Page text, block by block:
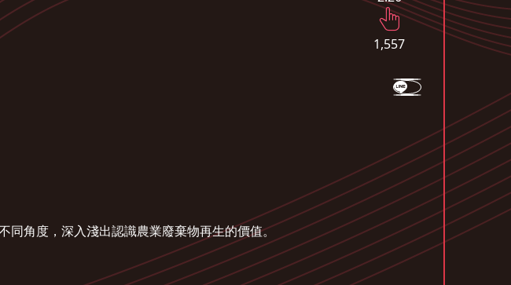
1,557
同角度，深入淺出認識農業廢棄物再生的價值。